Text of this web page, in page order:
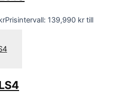
Prisintervall: 139,990 kr till